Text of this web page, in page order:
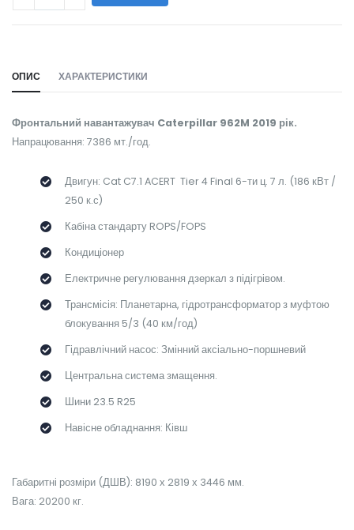
ОПИС ХАРАКТЕРИСТИКИ
Фронтальний навантажувач Caterpillar 962M 2019 рік.
Напрацювання: 7386 мт./год.
Двигун: Cat C7.1 ACERT Tier 4 Final 6-ти ц. 7 л. (186 кВт /
250 к.с)
Кабіна стандарту ROPS/FOPS
Кондиціонер
Електричне регулювання дзеркал з підігрівом.
Трансмісія: Планетарна, гідротрансформатор з муфтою
блокування 5/3 (40 км/год)
Гідравлічний насос: Змінний аксіально-поршневий
Центральна система змащення.
Шини 23.5 R25
Навісне обладнання: Ківш
Габаритні розміри (ДШВ): 8190 х 2819 х 3446 мм.
Вага: 20200 кг.